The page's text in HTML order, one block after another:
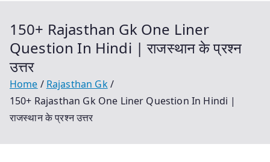
150+ Rajasthan Gk One Liner
Question In Hindi | राजस्थान के प्रश्न
उत्तर
Home
Rajasthan Gk
150+ Rajasthan Gk One Liner Question In Hindi |
राजस्थान के प्रश्न उत्तर